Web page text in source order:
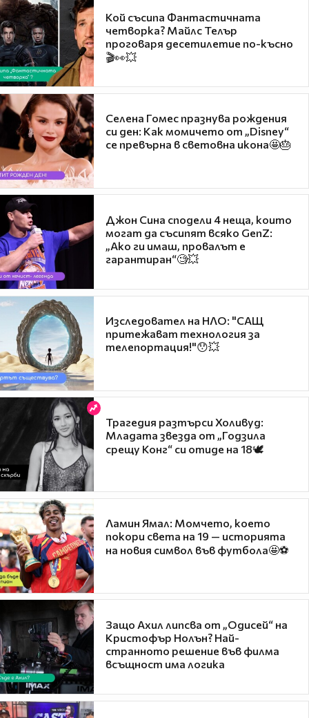
Кой съсипа Фантастичната
четворка? Майлс Телър
проговаря десетилетие по-късно
🎬👀💥
Селена Гомес празнува рождения
си ден: Как момичето от „Disney“
се превърна в световна икона🤩🎂
Джон Сина сподели 4 неща, които
могат да съсипят всяко GenZ:
„Ако ги имаш, провалът е
гарантиран“🧐💥
Изследовател на НЛО: "САЩ
притежават технология за
телепортация!"😯💥
Трагедия разтърси Холивуд:
Младата звезда от „Годзила
срещу Конг“ си отиде на 18🕊️
Ламин Ямал: Момчето, което
покори света на 19 — историята
на новия символ във футбола🤩⚽
Защо Ахил липсва от „Одисей“ на
Кристофър Нолън? Най-
странното решение във филма
всъщност има логика